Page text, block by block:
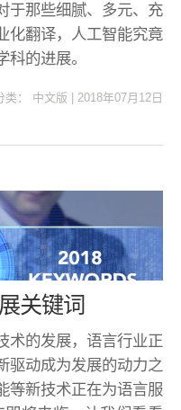
于那些细腻、多元、充
化翻译，人工智能究竟
的进展。
类： 中文版 2018年07月12日
关键词
术的发展，语言行业正
驱动成为发展的动力之
等新技术正在为语言服